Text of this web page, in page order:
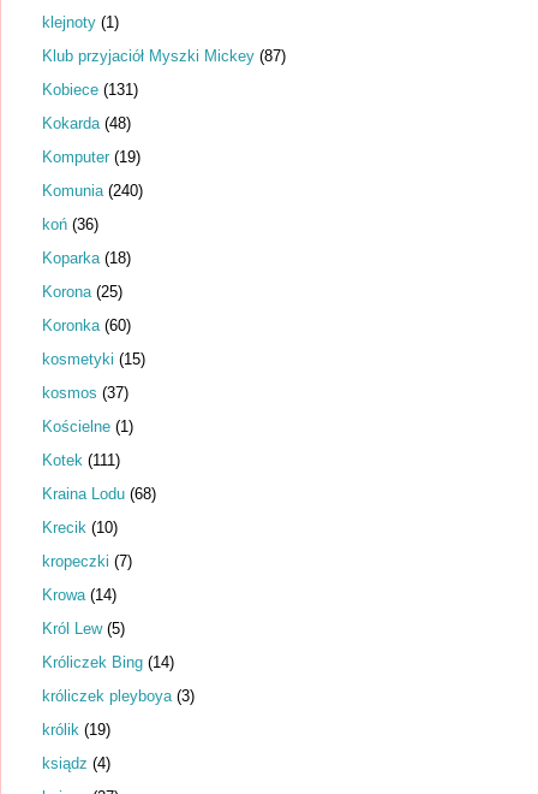
klejnoty (1)
Klub przyjaciół Myszki Mickey (87)
Kobiece (131)
Kokarda (48)
Komputer (19)
Komunia (240)
koń (36)
Koparka (18)
Korona (25)
Koronka (60)
kosmetyki (15)
kosmos (37)
Kościelne (1)
Kotek (111)
Kraina Lodu (68)
Krecik (10)
kropeczki (7)
Krowa (14)
Król Lew (5)
Króliczek Bing (14)
króliczek pleyboya (3)
królik (19)
ksiądz (4)